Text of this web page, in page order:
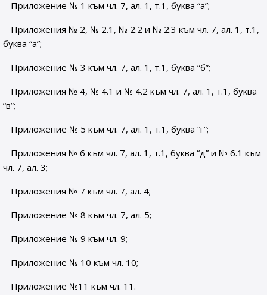
Приложение № 1 към чл. 7, ал. 1, т.1, буква “а”;
Приложения № 2, № 2.1, № 2.2 и № 2.3 към чл. 7, ал. 1, т.1,
буква “а”;
Приложение № 3 към чл. 7, ал. 1, т.1, буква “б”;
Приложения № 4, № 4.1 и № 4.2 към чл. 7, ал. 1, т.1, буква
“в”;
Приложение № 5 към чл. 7, ал. 1, т.1, буква “г”;
Приложения № 6 към чл. 7, ал. 1, т.1, буква “д” и № 6.1 към
чл. 7, ал. 3;
Приложения № 7 към чл. 7, ал. 4;
Приложение № 8 към чл. 7, ал. 5;
Приложение № 9 към чл. 9;
Приложение № 10 към чл. 10;
Приложение №11 към чл. 11.